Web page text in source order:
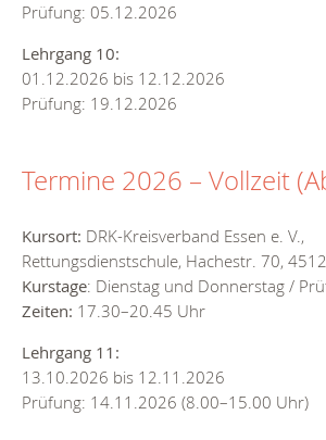
Prüfung: 05.12.2026
Lehrgang 10:
01.12.2026 bis 12.12.2026
Prüfung: 19.12.2026
Termine 2026 – Vollzeit
Kursort: DRK-Kreisverband Essen e. V.,
Rettungsdienstschule, Hachestr. 70,
Kurstage: Dienstag und Donnerstag /
Zeiten: 17.30–20.45 Uhr
Lehrgang 11:
13.10.2026 bis 12.11.2026
Prüfung: 14.11.2026 (8.00–15.00 Uhr)